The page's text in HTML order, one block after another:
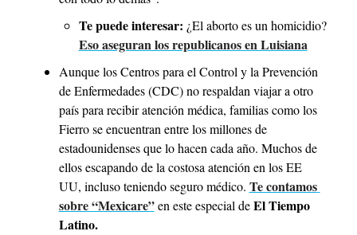
Te puede interesar: ¿El aborto es un homicidio?
Eso aseguran los republicanos en Luisiana
Aunque los Centros para el Control y la Prevención
de Enfermedades (CDC) no respaldan viajar a otro
país para recibir atención médica, familias como los
Fierro se encuentran entre los millones de
estadounidenses que lo hacen cada año. Muchos de
ellos escapando de la costosa atención en los EE
UU, incluso teniendo seguro médico. Te contamos
sobre “Mexicare” en este especial de El Tiempo
Latino.